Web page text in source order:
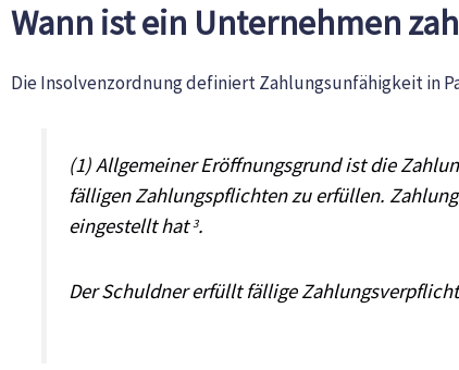
Wann ist ein Unternehmen
Die Insolvenzordnung definiert Zahlungsunfähigkeit in
(1) Allgemeiner Eröffnungsgrund ist die
fälligen Zahlungspflichten zu erfüllen.
eingestellt hat3.
Der Schuldner erfüllt fällige